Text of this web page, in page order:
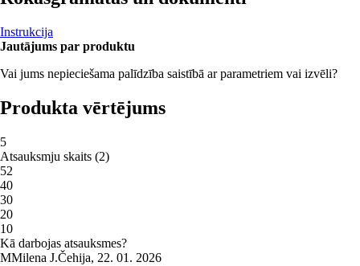
Instrukcija
Jautājums par produktu
Vai jums nepieciešama palīdzība saistībā ar parametriem vai izvēli?
Produkta vērtējums
5
Atsauksmju skaits (2)
52
40
30
20
10
Kā darbojas atsauksmes?
MMilena J.Čehija, 22. 01. 2026